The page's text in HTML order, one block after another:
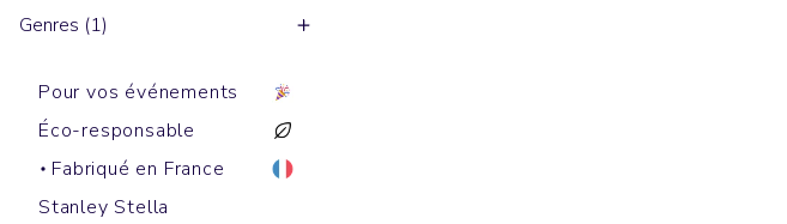
Genres (1)
Pour vos événements
Éco-responsable
Fabriqué en France
Stanley Stella